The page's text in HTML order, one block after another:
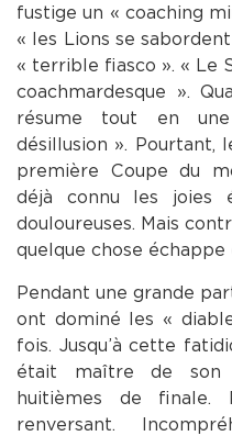
fustige un « coaching
« les Lions se
« terrible fiasco ». « Le
coachmardesque ».
résume tout en
désillusion ». Pourtant,
première Coupe du
déjà connu les joies
douloureuses. Mais
quelque chose
Pendant une grande
ont dominé les «
fois. Jusqu’à cette
était maître de son
huitièmes de finale.
renversant.